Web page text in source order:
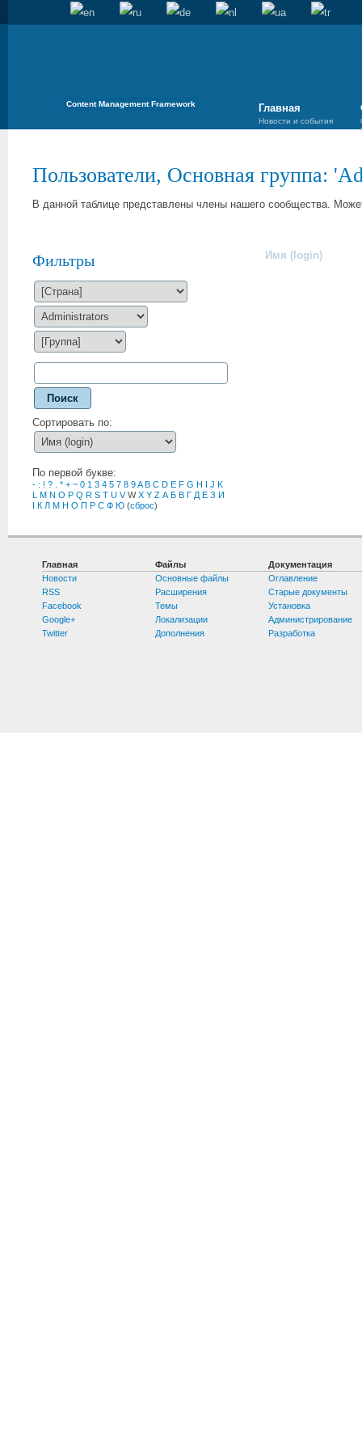
Content Management Framework Главная
Новости и события
Пользователи, Основная группа: '
В данной таблице представлены члены нашего сообщества.
Фильтры
Поиск
Сортировать по:
По первой букве:
- : ! ? * + ~ 0 1 3 4 5 7 8 9A B C D E F G H J K
M N O P Q R S T U V W X Y Z А Б В Г Д Е З И
К Л М Н О П Р С Ф Ю (сброс)
Имя (login)
Главная
Новости
RSS
Facebook
Google+
Twitter
Файлы
Основные файлы
Расширения
Темы
Локализации
Дополнения
Документация
Оглавление
Старые документы
Установка
Администрирование
Разработка